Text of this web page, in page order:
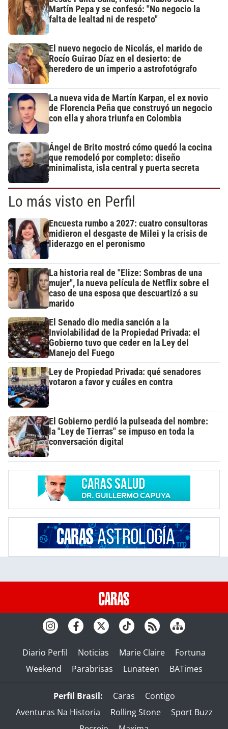
Martín Pepa y se confesó: "No negocio la
falta de lealtad ni de respeto"
El nuevo negocio de Nicolás, el marido de
Rocío Guirao Díaz en el desierto: de
heredero de un imperio a astrofotógrafo
La nueva vida de Martín Karpan, el ex novio
de Florencia Peña que construyó un negocio
con ella y ahora triunfa en Colombia
Ángel de Brito mostró cómo quedó la cocina
que remodeló por completo: diseño
minimalista, isla central y puerta secreta
Lo más visto en Perfil
Encuesta rumbo a 2027: cuatro consultoras
midieron el desgaste de Milei y la crisis de
liderazgo en el peronismo
La historia real de "Elize: Sombras de una
mujer", la nueva película de Netflix sobre el
caso de una esposa que descuartizó a su
marido
El Senado dio media sanción a la
Inviolabilidad de la Propiedad Privada: el
Gobierno tuvo que ceder en la Ley del
Manejo del Fuego
Ley de Propiedad Privada: qué senadores
votaron a favor y cuáles en contra
El Gobierno perdió la pulseada del nombre:
la "Ley de Tierras" se impuso en toda la
conversación digital
Diario Perfil Noticias Marie Claire
Fortuna
Weekend
Parabrisas Lunateen BATimes
Perfil Brasil: Caras
Contigo
Aventuras Na Historia
Rolling Stone
Sport Buzz